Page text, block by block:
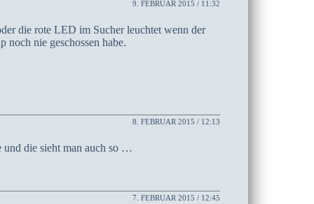
9. FEBRUAR 2015 / 11:32
die rote LED im Sucher leuchtet wenn der
noch nie geschossen habe.
8. FEBRUAR 2015 / 12:13
die sieht man auch so …
7. FEBRUAR 2015 / 12:45